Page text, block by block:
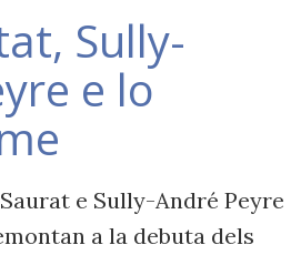
Sully-
e lo
e Sully-André Peyre
a la debuta dels